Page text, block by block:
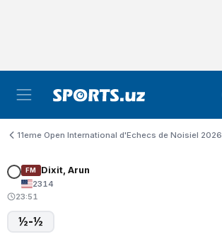
11eme Open International d'Echecs de Noisiel 2026
FM Dixit, Arun
2314
23:51
½-½